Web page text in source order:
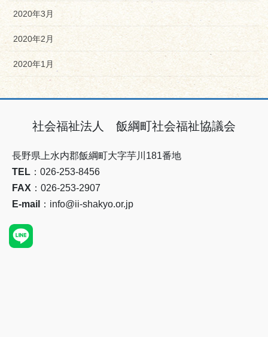
2020年3月
2020年2月
2020年1月
社会福祉法人 飯綱町社会福祉協議会
長野県上水内郡飯綱町大字芋川181番地
TEL ：026-253-8456
FAX ：026-253-2907
E-mail
：info@ii-shakyo.or.jp